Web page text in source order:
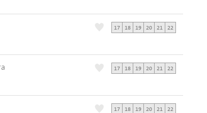
17 18 19 20 21 22
17 18 19 20 21 22
17 18 19 20 21 22